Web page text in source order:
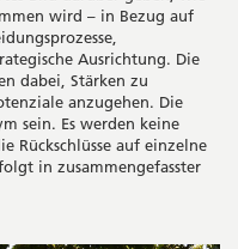
wird – in Bezug auf
Ausrichtung. Die
dabei, Stärken zu
anzugehen. Die
sein. Es werden keine
Rückschlüsse auf einzelne
in zusammengefasster